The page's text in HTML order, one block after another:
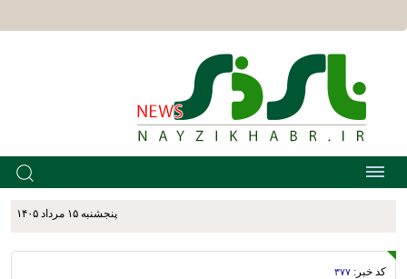
پنجشنبه ۱۵ مرداد ۱۴۰۵
کد خبر: ۳۷۷